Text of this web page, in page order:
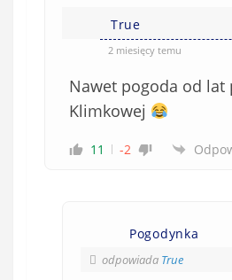
True
2 miesięcy temu
Nawet pogoda od lat
Klimkowej
11 -2
Pogodynka
odpowiada True